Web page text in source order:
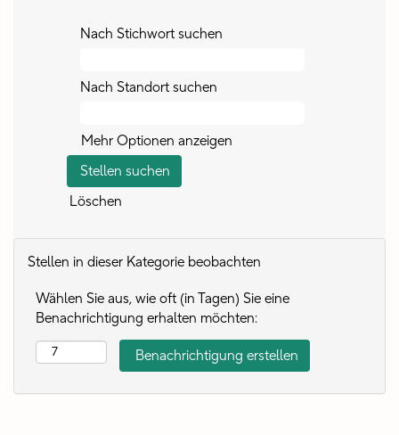
Nach Stichwort suchen
Nach Standort suchen
Mehr Optionen anzeigen
Löschen
Stellen in dieser Kategorie beobachten
Wählen Sie aus, wie oft (in Tagen) Sie eine
Benachrichtigung erhalten möchten: